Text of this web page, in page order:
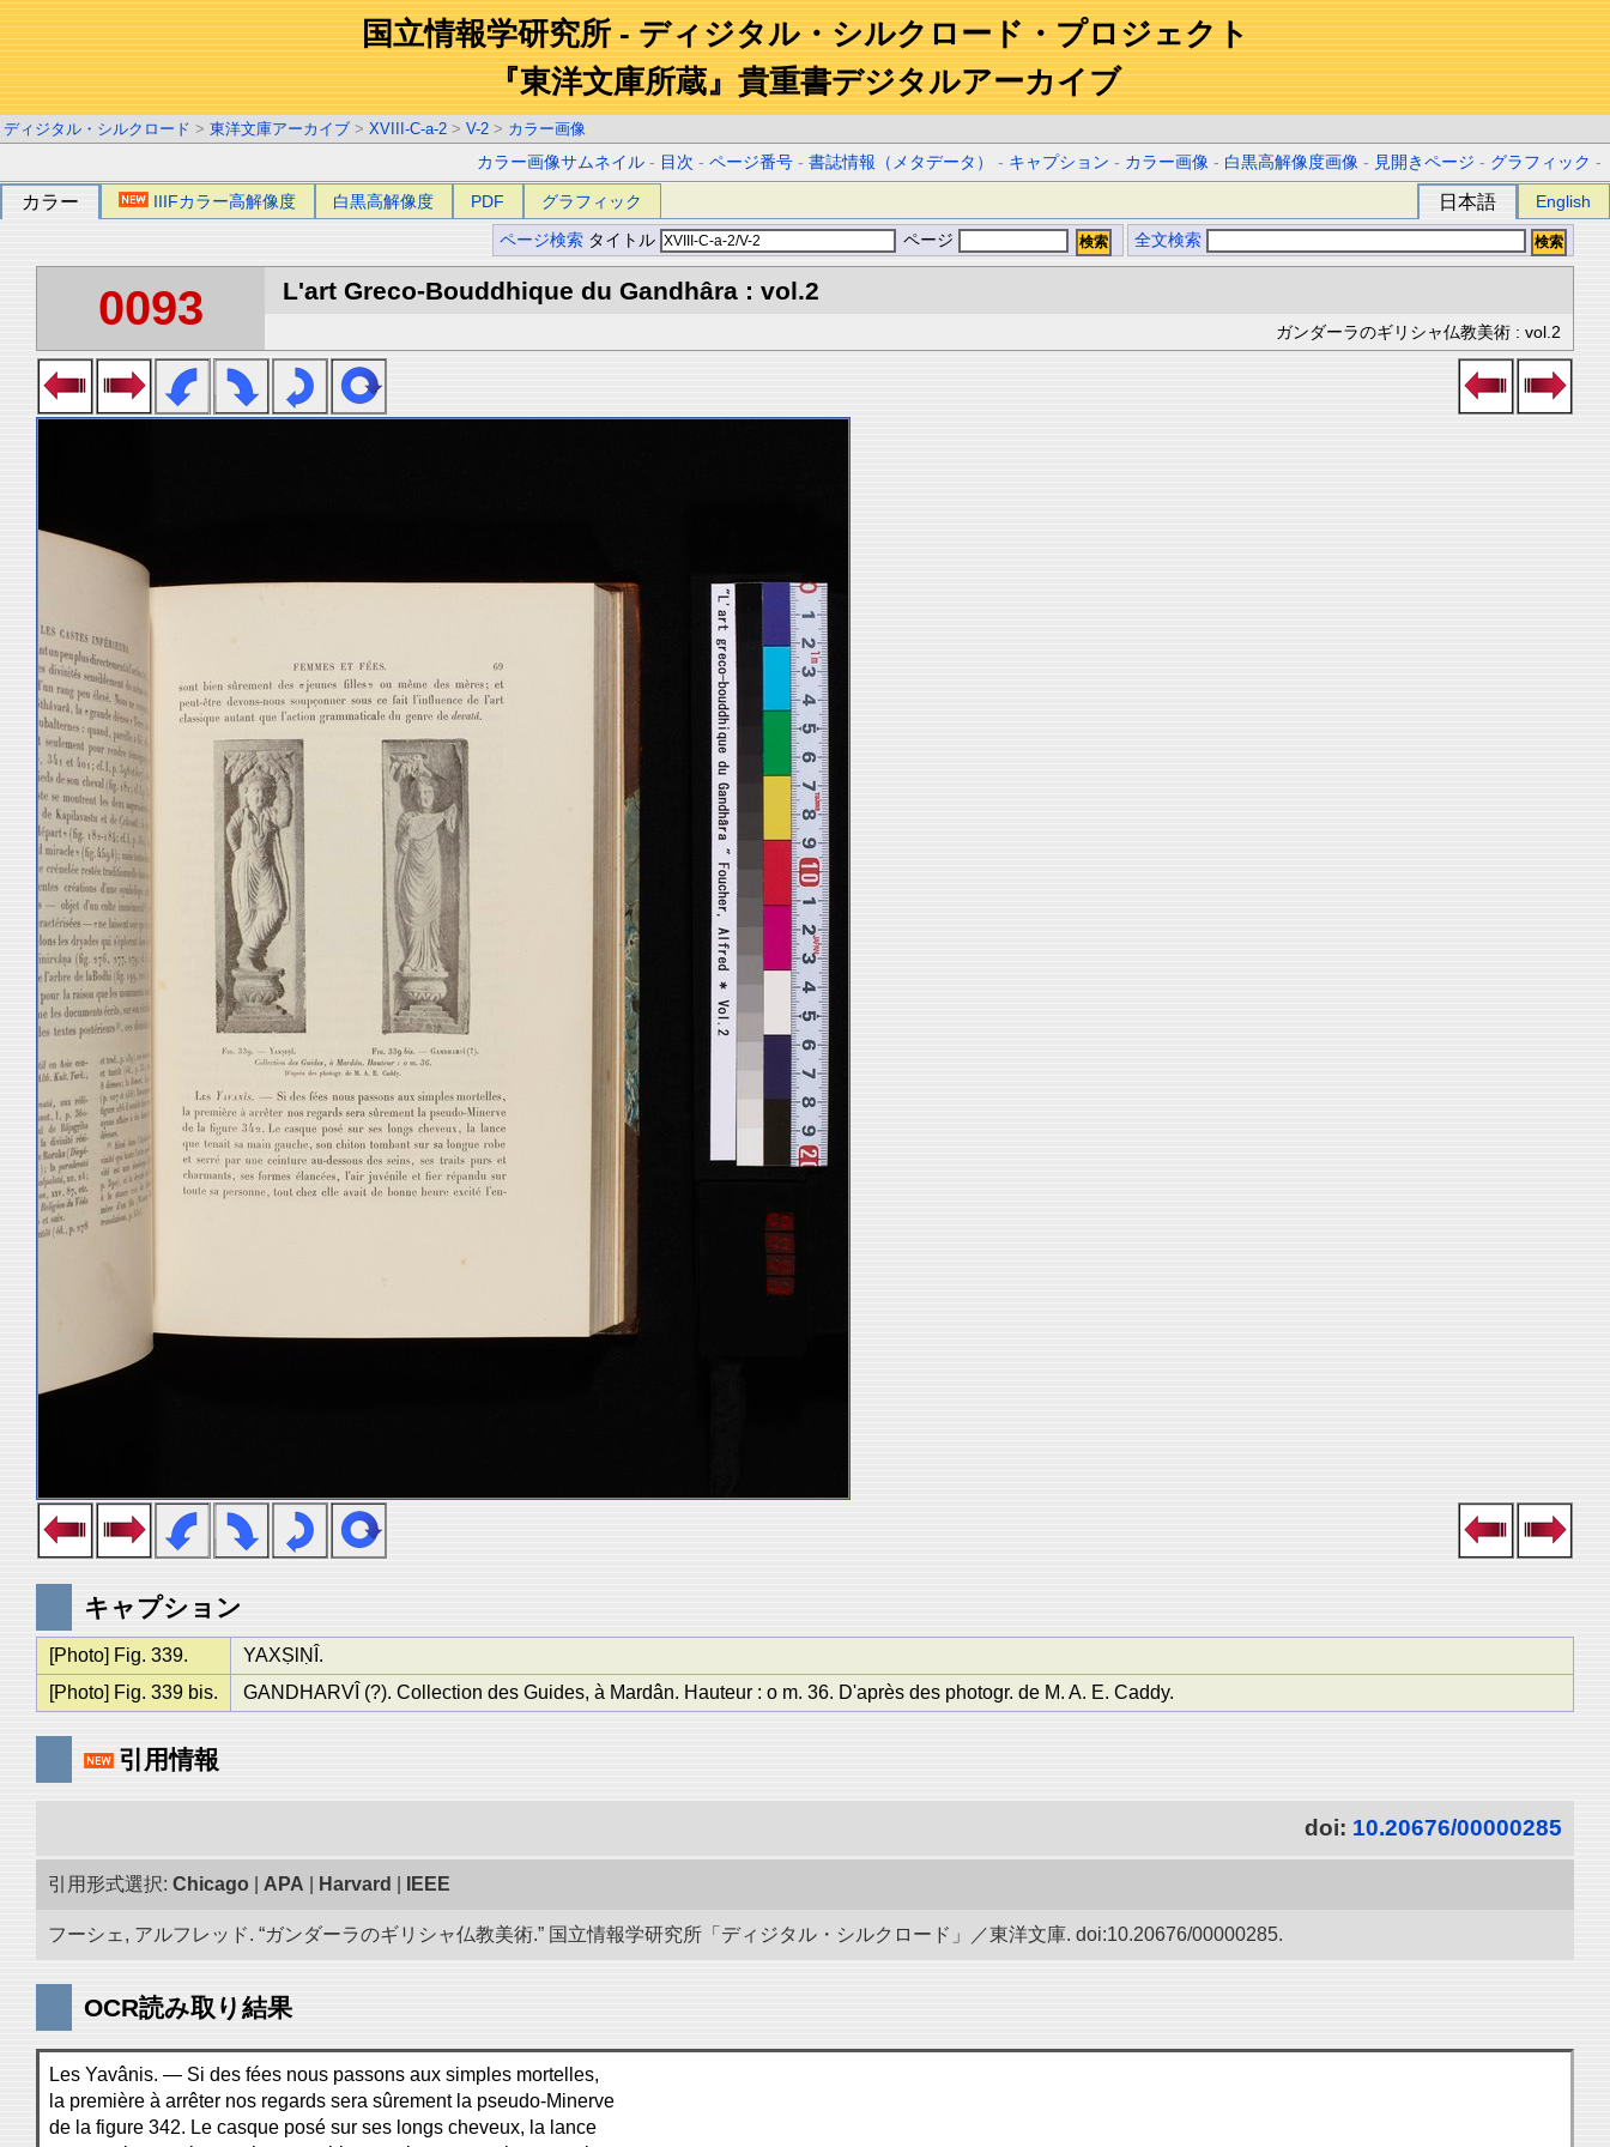
国立情報学研究所 - ディジタル・シルクロード・プロジェクト
『東洋文庫所蔵』貴重書デジタルアーカイブ
ディジタル・シルクロード > 東洋文庫アーカイブ > XVIII-C-a-2 > V-2 > カラー画像
カラー画像サムネイル - 目次 -ページ番号 -書誌情報（メタデータ） - キャプション - カラー画像 - 白黒高解像度画像 - 見開きページ - グラフィック -
カラー IIIFカラー高解像度 白黒高解像度 PDF グラフィック 日本語 English
ページ検索 タイトル ページ 全文検索
0093 L'art Greco-Bouddhique du Gandhâra : vol.2
ガンダーラのギリシャ仏教美術 : vol.2
キャプション
[Photo] Fig. 339.
YAXṢlṆÎ.
[Photo] Fig. 339 bis.
GANDHARVÎ (?). Collection des Guides, à Mardân. Hauteur : o m. 36. D'après des photogr. de M. A. E. Caddy.
引用情報
doi: 10.20676/00000285
引用形式選択: Chicago APA Harvard IEEE
フーシェ, アルフレッド. “ガンダーラのギリシャ仏教美術.” 国立情報学研究所「ディジタル・シルクロード」／東洋文庫. doi:10.20676/00000285.
OCR読み取り結果
Les Yavânis. — Si des fées nous passons aux simples mortelles,
la première à arrêter nos regards sera sûrement la pseudo-Minerve
de la figure 342. Le casque posé sur ses longs cheveux, la lance